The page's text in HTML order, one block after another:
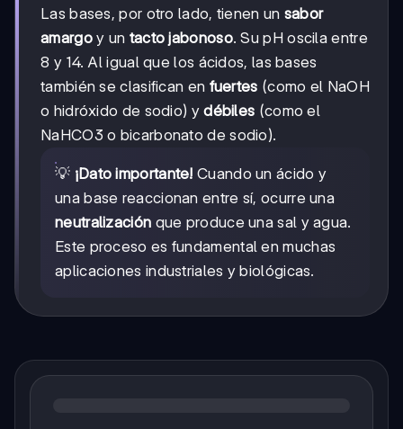
Las bases, por otro lado, tienen un sabor
amargoy un tacto jabonoso. Su pH oscila entre
8 y 14. Al igual que los ácidos, las bases
también se clasifican en fuertes (como el NaOH
o hidróxido de sodio) ydébiles (como el
NaHCO3 o bicarbonato de sodio).
💡 ¡Dato importante! Cuando un ácido y
una base reaccionan entre sí, ocurre una
neutralización que produce una sal y agua.
Este proceso es fundamental en muchas
aplicaciones industriales y biológicas.